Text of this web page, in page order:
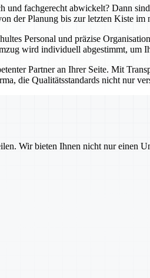
und fachgerecht abwickelt? Dann
der Planung bis zur letzten Kiste im
Personal und präzise
wird individuell abgestimmt, um
Partner an Ihrer Seite. Mit
die Qualitätsstandards nicht nur
Wir bieten Ihnen nicht nur einen